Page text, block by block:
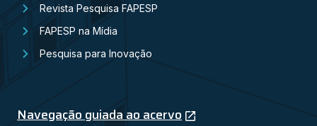
Revista Pesquisa FAPESP
FAPESP na Mídia
Pesquisa para Inovação
Navegação guiada ao acervo